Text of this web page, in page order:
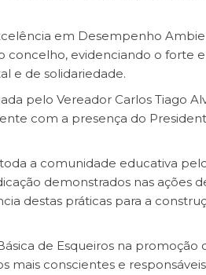
em Desempenho
concelho, evidenciando o forte
e de solidariedade.
pelo Vereador Carlos Tiago
com a presença do
a comunidade educativa
demonstrados nas ações
destas práticas para a
de Esqueiros na promoção
mais conscientes e